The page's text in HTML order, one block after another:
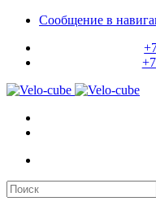
Сообщение в